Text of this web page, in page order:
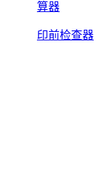
算器
印前检查器